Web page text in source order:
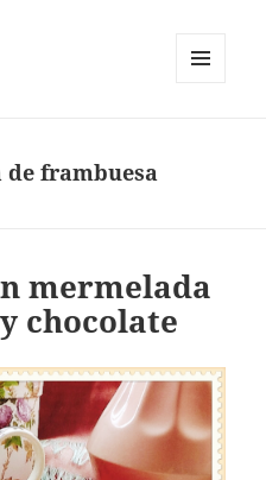
de frambuesa
mermelada
chocolate